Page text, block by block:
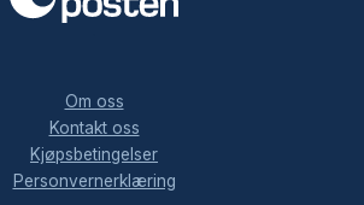
Om oss
Kontakt oss
Kjøpsbetingelser
Personvernerklæring